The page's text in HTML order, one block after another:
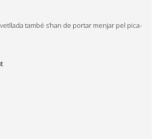
també s’han de portar menjar pel pica-